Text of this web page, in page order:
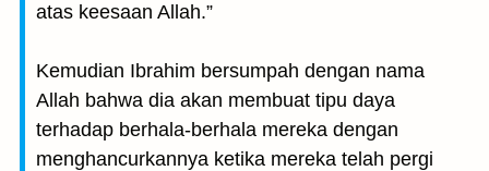
atas keesaan Allah.”
Kemudian Ibrahim bersumpah dengan nama
Allah bahwa dia akan membuat tipu daya
terhadap berhala-berhala mereka dengan
menghancurkannya ketika mereka telah pergi